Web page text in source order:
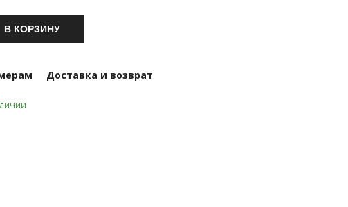
В КОРЗИНУ
Доставка и возврат